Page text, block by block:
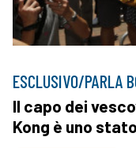
ESCLUSIVO/PARLA
Il capo dei
Kong è uno